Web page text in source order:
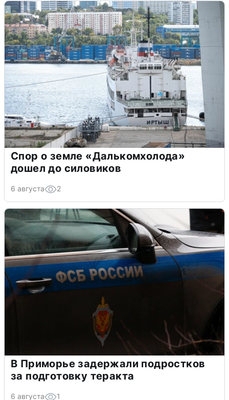
Спор о земле «Далькомхолода»
дошел до силовиков
6 августа 2
В Приморье задержали подростков
за подготовку теракта
6 августа 1